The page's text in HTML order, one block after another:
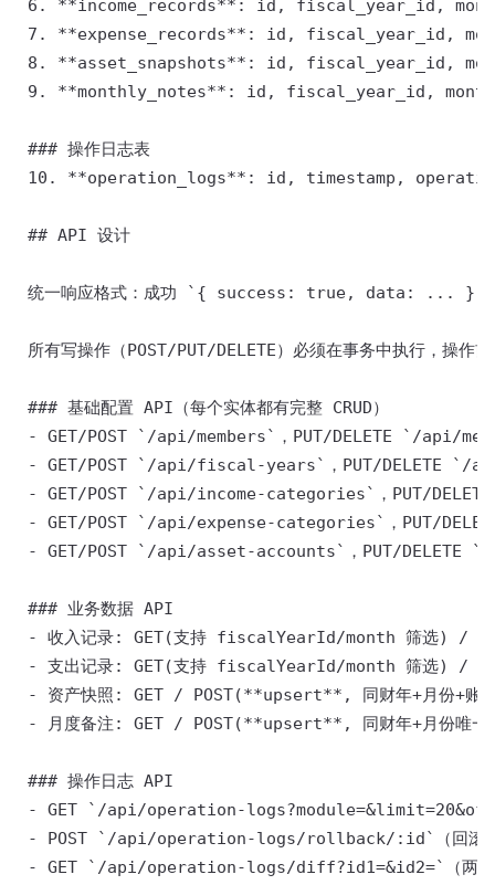
6. **income_records**: id, fiscal_year_id,
7. **expense_records**: id, fiscal_year_id,
8. **asset_snapshots**: id, fiscal_year_id,
9. **monthly_notes**: id, fiscal_year_id,
### 操作日志表
10. **operation_logs**: id, timestamp,
## API 设计
统一响应格式：成功 `{ success: true, data:
所有写操作（POST/PUT/DELETE）必须在事务中执行，
### 基础配置 API（每个实体都有完整 CRUD）
- GET/POST `/api/members`，PUT/DELETE `/api/
- GET/POST `/api/fiscal-years`，PUT/DELETE
- GET/POST `/api/income-categories`，PUT/
- GET/POST `/api/expense-categories`，PUT/
- GET/POST `/api/asset-accounts`，PUT/
### 业务数据 API
- 收入记录: GET(支持 fiscalYearId/month 筛选) /
- 支出记录: GET(支持 fiscalYearId/month 筛选) /
- 资产快照: GET / POST(**upsert**, 同财年+月份
- 月度备注: GET / POST(**upsert**, 同财年+月份
### 操作日志 API
- GET `/api/operation-
- POST `/api/operation-logs/rollback/:id`（回滚
- GET `/api/operation-logs/diff?id1=&id2=`（两点